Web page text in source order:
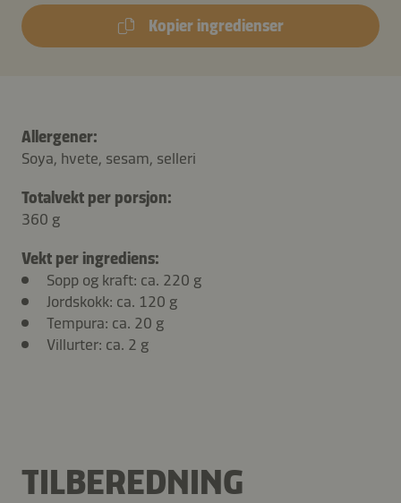
Kopier ingredienser
Allergener:
Soya, hvete, sesam, selleri
Totalvekt per porsjon:
360 g
Vekt per ingrediens:
Sopp og kraft: ca. 220 g
Jordskokk: ca. 120 g
Tempura: ca. 20 g
Villurter: ca. 2 g
TILBEREDNING